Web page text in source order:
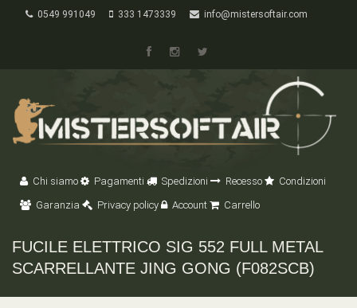
0549 991049 333 1473339 info@mistersoftair.com
Chi siamo Pagamenti Spedizioni Recesso
Condizioni
Garanzia
Privacy policy Account Carrello
FUCILE ELETTRICO SIG 552 FULL METAL
SCARRELLANTE JING GONG (F082SCB)